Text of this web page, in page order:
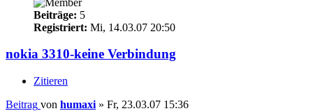
Beiträge: 5
Registriert: Mi, 14.03.07 20:50
nokia 3310-keine Verbindung
Zitieren
Beitrag von humaxi » Fr, 23.03.07 15:36